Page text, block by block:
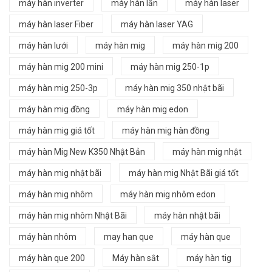
máy hàn inverter máy hàn lăn máy hàn laser
máy hàn laser Fiber máy hàn laser YAG
máy hàn lưới máy hàn mig máy hàn mig 200
máy hàn mig 200 mini máy hàn mig 250-1p
máy hàn mig 250-3p máy hàn mig 350 nhật bãi
máy hàn mig đồng máy hàn mig edon
máy hàn mig giá tốt máy hàn mig hàn đồng
máy hàn Mig New K350 Nhật Bản máy hàn mig nhật
máy hàn mig nhật bãi máy hàn mig Nhật Bãi giá tốt
máy hàn mig nhôm máy hàn mig nhôm edon
máy hàn mig nhôm Nhật Bãi máy hàn nhật bãi
máy hàn nhôm may han que máy hàn que
máy hàn que 200 Máy hàn sắt máy hàn tig